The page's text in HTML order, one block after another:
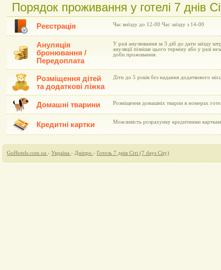
Порядок проживання у готелі 7 днів
Реєстрація Час виїзду до 12-00 Час заїзду з 14-00
Ануляція
бронювання /
Передоплата
У разі анулювання за 3 діб до дати заїзду
ануляції пізніше цього терміну або у разі
доби проживання.
Розміщення дітей
та додаткові ліжка
Діти до 5 років без надання додаткового
Домашні тварини Розміщення домашніх тварин в номерах
Кредитні картки Можливість розрахунку кредитними
GoHotels.com.ua › Україна › Дніпро › Готель 7 днів Сіті (7 days City)